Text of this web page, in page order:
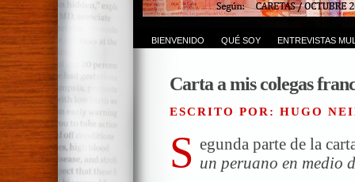
BIENVENIDO QUÉ SOY ENTREVISTAS
Carta a mis colegas
ESCRITO POR: HUGO
S egunda parte de la
un peruano en medio